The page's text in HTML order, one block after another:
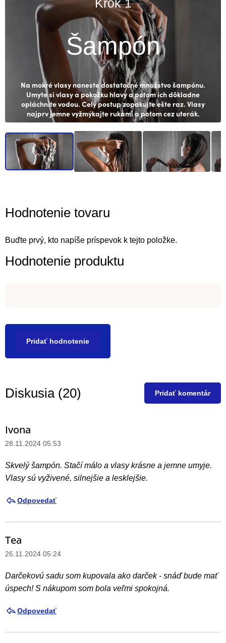
Krok 1
Šampón
Na mokré vlasy naneste dostatočné množstvo šampónu.
Umyte si vlasy a pokožku hlavy a potom ich dôkladne
opláchnite vodou. Celý postup zopakujte ešte raz. Vlasy
najprv jemne vyžmýkajte rukami a potom cez uterák.
Hodnotenie tovaru
Buďte prvý, kto napíše príspevok k tejto položke.
Hodnotenie produktu
Pridať hodnotenie
Diskusia (20) Pridať komentár
V
ý
i
d
k
u
s
i
Ivona
28.11.2024 05:53
Skvelý šampón. Stačí málo a vlasy krásne a jemne umyje.
Vlasy sú vyživené, silnejšie a lesklejšie.
Odpovedať
Tea
26.11.2024 05:24
Darčekovú sadu som kupovala ako darček - snáď bude mať
úspech! S nákupom som bola veľmi spokojná.
Odpovedať